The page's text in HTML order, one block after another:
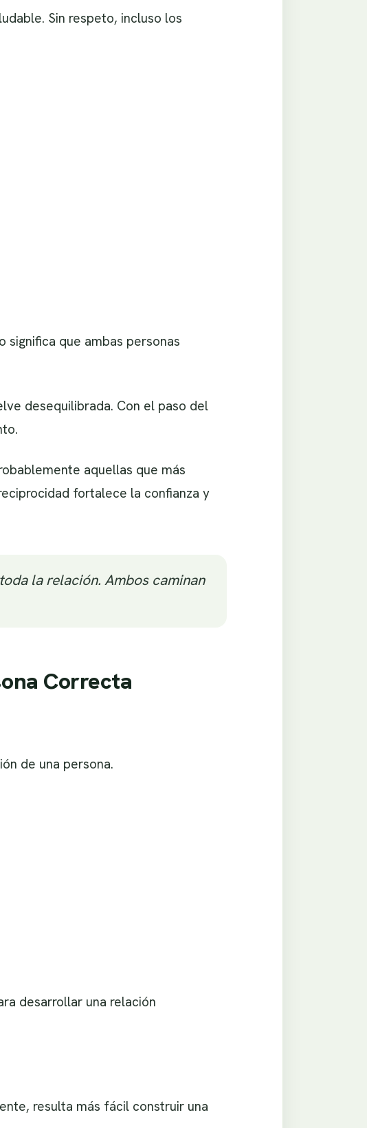
Sin respeto, incluso los
significa que ambas personas
desequilibrada. Con el paso del
aquellas que más
fortalece la confianza y
la relación. Ambos caminan
Correcta
de una persona.
desarrollar una relación
resulta más fácil construir una